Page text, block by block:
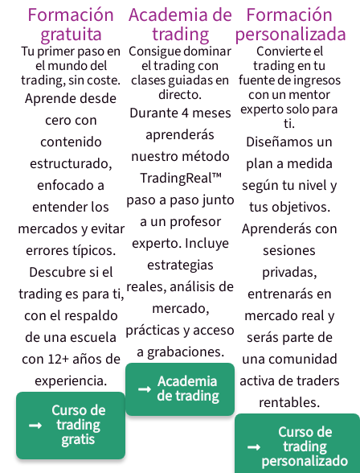
Formación
gratuita
Tu primer paso en
el mundo del
trading, sin coste.
Aprende desde
cero con
contenido
estructurado,
enfocado a
entender los
mercados y evitar
errores típicos.
Descubre si el
trading es para ti,
con el respaldo
de una escuela
con 12+ años de
experiencia.
Curso de
trading
gratis
Academia de
trading
Consigue dominar
el trading con
clases guiadas en
directo.
Durante 4 meses
aprenderás
nuestro método
TradingReal™
paso a paso junto
a un profesor
experto. Incluye
estrategias
reales, análisis de
mercado,
prácticas y acceso
a grabaciones.
Academia
de trading
Formación
personalizada
Convierte el
trading en tu
fuente de ingresos
con un mentor
experto solo para
ti.
Diseñamos un
plan a medida
según tu nivel y
tus objetivos.
Aprenderás con
sesiones
privadas,
entrenarás en
mercado real y
serás parte de
una comunidad
activa de traders
rentables.
Curso de
trading
personalizado